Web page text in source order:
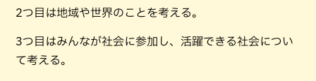
2つ目は地域や世界のことを考える。
3つ目はみんなが社会に参加し、活躍できる社会につい
て考える。